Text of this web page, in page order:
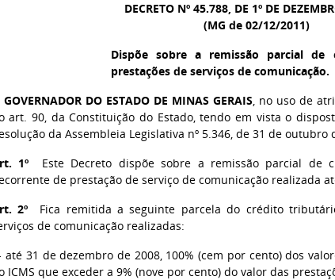
DECRETO Nº 45.788, DE 1º DE
(MG de 02/12/2011)
Dispõe sobre a remissão parcial
prestações de serviços de comunicação.
GOVERNADOR DO ESTADO DE MINAS GERAIS, no uso de
art. 90, da Constituição do Estado, tendo em vista o
da Assembleia Legislativa nº 5.346, de 31 de outubro
1º Este Decreto dispõe sobre a remissão parcial de
de prestação de serviço de comunicação realizada
2º Fica remitida a seguinte parcela do crédito
de comunicação realizadas:
até 31 de dezembro de 2008, 100% (cem por cento) dos
ICMS que exceder a 9% (nove por cento) do valor das